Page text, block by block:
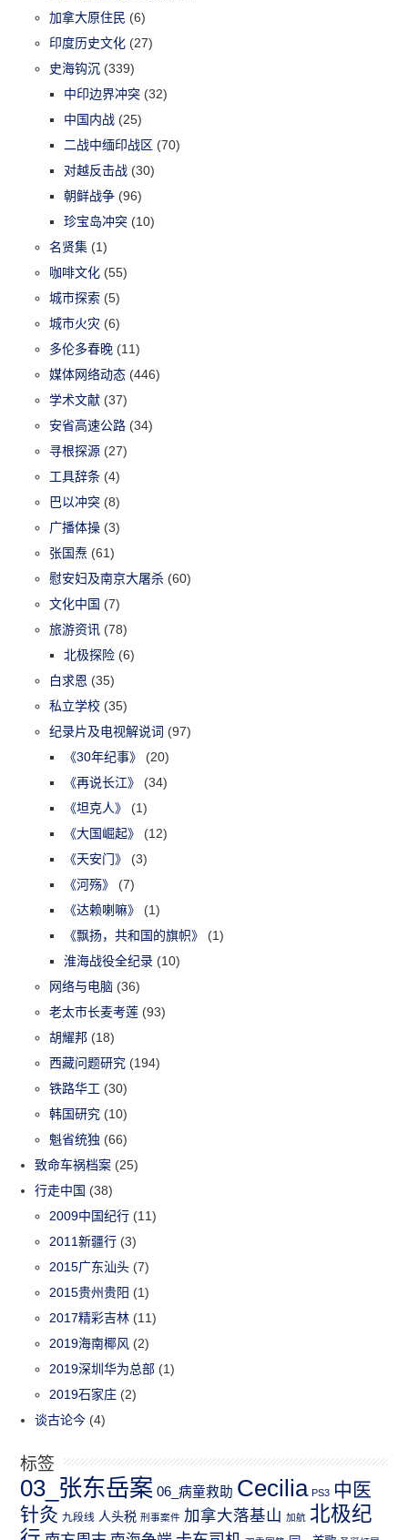
加拿大原住民 (6)
印度历史文化 (27)
史海钩沉 (339)
中印边界冲突 (32)
中国内战 (25)
二战中缅印战区 (70)
对越反击战 (30)
朝鲜战争 (96)
珍宝岛冲突 (10)
名贤集 (1)
咖啡文化 (55)
城市探索 (5)
城市火灾 (6)
多伦多春晚 (11)
媒体网络动态 (446)
学术文献 (37)
安省高速公路 (34)
寻根探源 (27)
工具辞条 (4)
巴以冲突 (8)
广播体操 (3)
张国焘 (61)
慰安妇及南京大屠杀 (60)
文化中国 (7)
旅游资讯 (78)
北极探险 (6)
白求恩 (35)
私立学校 (35)
纪录片及电视解说词 (97)
《30年纪事》
(20)
《再说长江》
(34)
《坦克人》
(1)
《大国崛起》
(12)
《天安门》
(3)
《河殇》
(7)
《达赖喇嘛》
(1)
《飘扬，共和国的旗帜》
(1)
淮海战役全纪录 (10)
网络与电脑 (36)
老太市长麦考莲 (93)
胡耀邦 (18)
西藏问题研究 (194)
铁路华工 (30)
韩国研究 (10)
魁省统独 (66)
致命车祸档案 (25)
行走中国 (38)
2009中国纪行 (11)
2011新疆行 (3)
2015广东汕头 (7)
2015贵州贵阳 (1)
2017精彩吉林 (11)
2019海南椰风 (2)
2019深圳华为总部 (1)
2019石家庄 (2)
谈古论今 (4)
标签
03_张东岳案 06_病童救助 Cecilia PS3 中医
针灸 九段线 人头税 刑事案件 加拿大落基山 加航 北极纪